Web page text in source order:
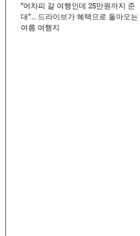
“어차피 갈 여행인데 25만원까지 준
대”… 드라이브가 혜택으로 돌아오는
여름 여행지